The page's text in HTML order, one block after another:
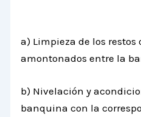
a) Limpieza de los restos
amontonados entre la
b) Nivelación y
banquina con la